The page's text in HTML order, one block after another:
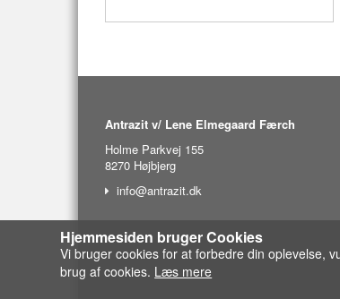
Antrazit v/ Lene Elmegaard Færch
Holme Parkvej 155
8270 Højbjerg
info@antrazit.dk
Hjemmesiden bruger Cookies
Vi bruger cookies for at forbedre din oplevelse,
brug af cookies. Læs mere